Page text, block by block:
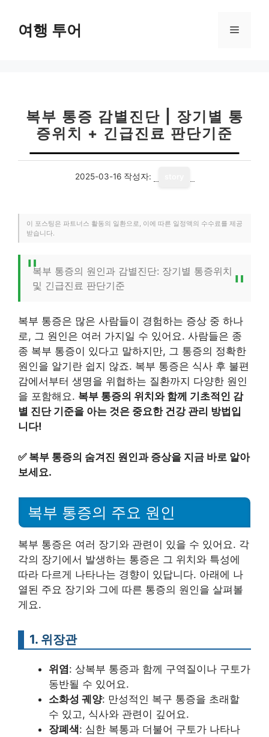
여행 투어 메
복부 통증 감별진단 | 장기별 통
증위치 + 긴급진료 판단기준
2025-03-16 작성자:
이 포스팅은 파트너스 활동의 일환으로, 이에 따른 일정액의 수수료를 제공
받습니다.
복부 통증의 원인과 감별진단: 장기별 통증위치
및 긴급진료 판단기준
복부 통증은 많은 사람들이 경험하는 증상 중 하나
로, 그 원인은 여러 가지일 수 있어요. 사람들은 종
종 복부 통증이 있다고 말하지만, 그 통증의 정확한
원인을 알기란 쉽지 않죠. 복부 통증은 식사 후 불편
감에서부터 생명을 위협하는 질환까지 다양한 원인
을 포함해요. 복부 통증의 위치와 함께 기초적인 감
별 진단 기준을 아는 것은 중요한 건강 관리 방법입
니다!
✅ 복부 통증의 숨겨진 원인과 증상을 지금 바로 알아
보세요.
복부 통증의 주요 원인
복부 통증은 여러 장기와 관련이 있을 수 있어요. 각
각의 장기에서 발생하는 통증은 그 위치와 특성에
따라 다르게 나타나는 경향이 있답니다. 아래에 나
열된 주요 장기와 그에 따른 통증의 원인을 살펴볼
게요.
1. 위장관
위염: 상복부 통증과 함께 구역질이나 구토가
동반될 수 있어요.
소화성 궤양: 만성적인 복구 통증을 초래할
수 있고, 식사와 관련이 깊어요.
장폐색: 심한 복통과 더불어 구토가 나타나